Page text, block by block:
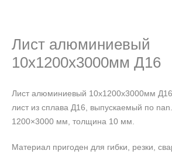
Лист алюминиевый
10х1200х3000мм Д16
Лист алюминиевый 10х1200х3000мм
лист из сплава Д16, выпускаемый по
1200×3000 мм, толщина 10 мм.
Материал пригоден для гибки, резки,